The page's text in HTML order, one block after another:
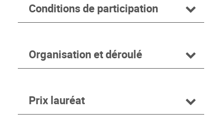
Conditions de participation
Organisation et déroulé
Prix lauréat